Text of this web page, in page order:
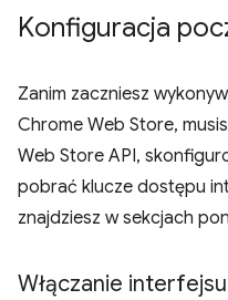
Konfiguracja
Zanim zaczniesz
Chrome Web Store,
Web Store API,
pobrać klucze dostępu
znajdziesz w sekcjach
Włączanie